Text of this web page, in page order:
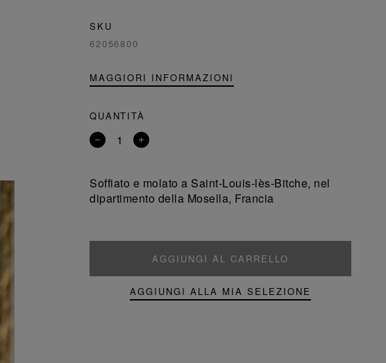
SKU
62056800
MAGGIORI INFORMAZIONI
QUANTITÀ
Rimuovi
Aggiungi
Soffiato e molato a Saint-Louis-lès-Bitche, nel
dipartimento della Mosella, Francia
AGGIUNGI AL CARRELLO
AGGIUNGI ALLA MIA SELEZIONE